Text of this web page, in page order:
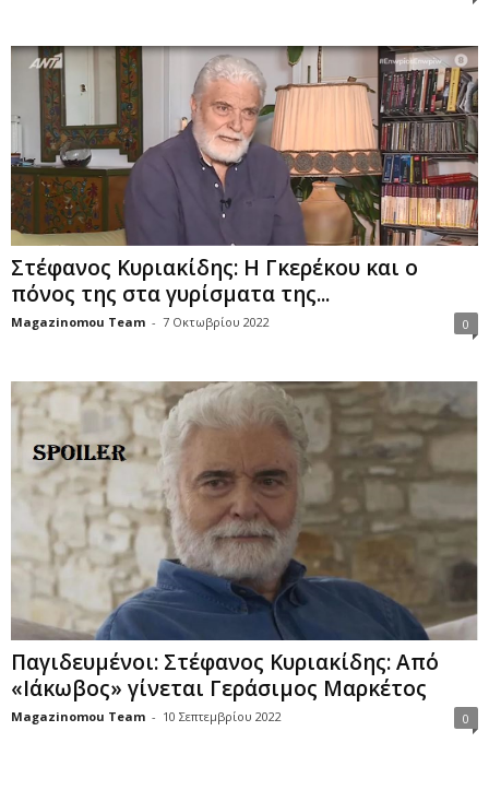
Στέφανος Κυριακίδης: Η Γκερέκου και ο
πόνος της στα γυρίσματα της...
Magazinomou Team - 7 Οκτωβρίου 2022 0
Παγιδευμένοι: Στέφανος Κυριακίδης: Από
«Ιάκωβος» γίνεται Γεράσιμος Μαρκέτος
Magazinomou Team - 10 Σεπτεμβρίου 2022 0